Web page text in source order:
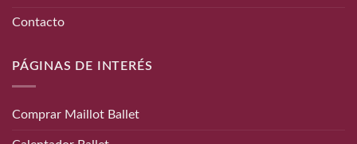
Contacto
PÁGINAS DE INTERÉS
Comprar Maillot Ballet